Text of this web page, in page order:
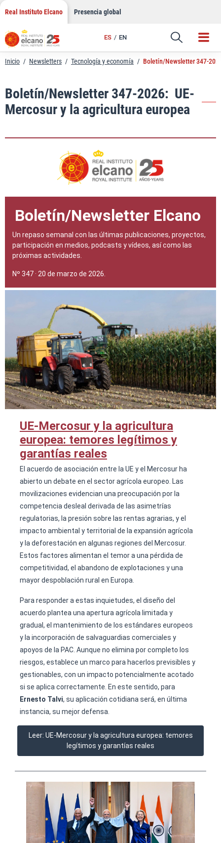
Saltar
contenido
Real Instituto Elcano Presencia global
ES EN
Enlace
Inicio / Newsletters / Tecnología y economía / Boletín/Newsletter 347-
Boletín/Newsletter 347-2026: UE-
Mercosur y la agricultura europea